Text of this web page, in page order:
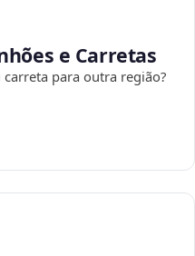
e Carretas
para outra região?